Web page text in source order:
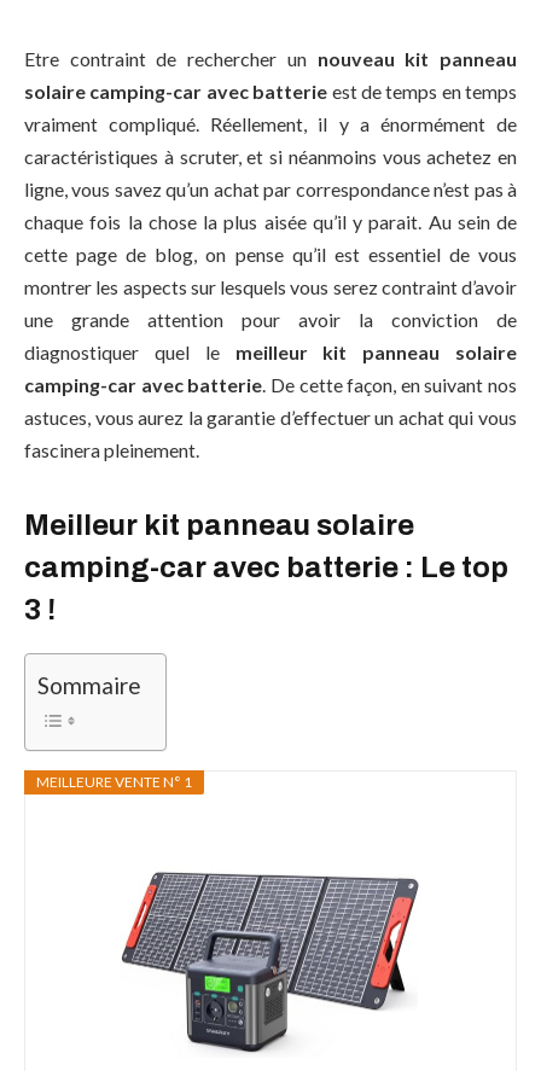
Etre contraint de rechercher un nouveau kit panneau
solaire camping-car avec batterie est de temps en temps
vraiment compliqué. Réellement, il y a énormément de
caractéristiques à scruter, et si néanmoins vous achetez en
ligne, vous savez qu’un achat par correspondance n’est pas à
chaque fois la chose la plus aisée qu’il y parait. Au sein de
cette page de blog, on pense qu’il est essentiel de vous
montrer les aspects sur lesquels vous serez contraint d’avoir
une grande attention pour avoir la conviction de
diagnostiquer quel le meilleur kit panneau solaire
camping-car avec batterie. De cette façon, en suivant nos
astuces, vous aurez la garantie d’effectuer un achat qui vous
fascinera pleinement.
Meilleur kit panneau solaire
camping-car avec batterie : Le top
3 !
Sommaire
MEILLEURE VENTE N° 1